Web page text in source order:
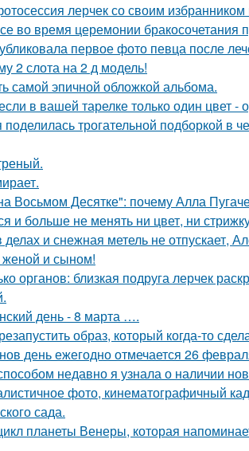
лерчек со своим
во время церемонии бракосочетания
первое фото певца после
2 слота на 2 д модель!
самой эпичной обложкой альбома.
в вашей тарелке только один цвет
трогательной подборкой в
Восьмом Десятке": почему Алла
и больше не менять ни цвет, ни
и снежная метель не отпускает,
женой и сыном!
органов: близкая подруга лерчек
день - 8 марта ….
образ, который когда-то
день ежегодно отмечается 26
недавно я узнала о наличии
фото, кинематографичный
сада.
планеты Венеры, которая